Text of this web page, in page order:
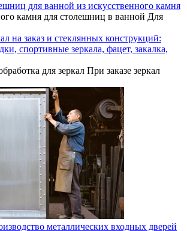
для ванной из искусственного камня
камня для столешниц в ванной Для
на заказ и стеклянных конструкций:
спортивные зеркала, фацет, закалка,
для зеркал При заказе зеркал
металлических входных дверей